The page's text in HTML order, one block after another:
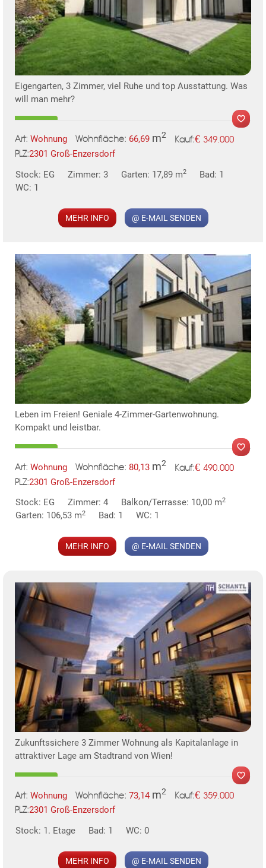
TE
KLIS
KLIS
Eigengarten, 3 Zimmer, viel Ruhe und top Ausstattung. Was
will man mehr?
Art: Wohnung Wohnfläche: 66,69 m2 Kauf:€ 349.000
PLZ:2301 Groß-Enzersdorf
Stock: EG
Zimmer: 3 Garten: 17,89 m2
Bad: 1
WC: 1
MEHR INFO @ E-MAIL SENDEN
Leben im Freien! Geniale 4-Zimmer-Gartenwohnung.
Kompakt und leistbar.
Art: Wohnung Wohnfläche: 80,13 m2 Kauf:€ 490.000
PLZ:2301 Groß-Enzersdorf
Stock: EG
Zimmer: 4 Balkon/Terrasse: 10,00 m2
Garten: 106,53 m2 Bad: 1 WC: 1
MEHR INFO @ E-MAIL SENDEN
Zukunftssichere 3 Zimmer Wohnung als Kapitalanlage in
attraktiver Lage am Stadtrand von Wien!
Art: Wohnung Wohnfläche: 73,14 m2 Kauf:€ 359.000
PLZ:2301 Groß-Enzersdorf
Stock: 1. Etage
Bad: 1 WC: 0
MEHR INFO @ E-MAIL SENDEN